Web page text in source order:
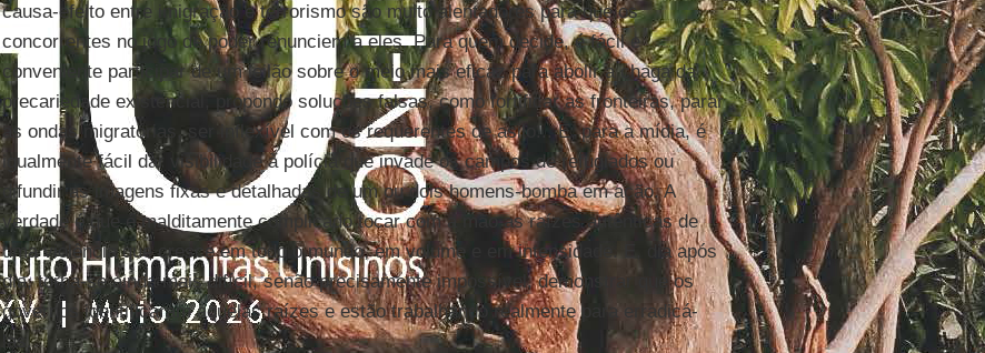
causa-efeito entre imigração e terrorismo são muito alentadores para que os
concorrentes no jogo de poder renunciem a eles. Para quem decide, é fácil e
conveniente participar de um leilão sobre o meio mais eficaz para abolir a chaga da
precariedade existencial, propondo soluções falsas, como fortificar as fronteiras, parar
as ondas migratórias, ser inflexível com os requerentes de asilo... E, para a mídia, é
igualmente fácil dar visibilidade à polícia que invade os campos de refugiados ou
difundir as imagens fixas e detalhadas de um ou dois homens-bomba em ação. A
verdade é que é malditamente complicado tocar com a mão as raízes autênticas de
uma violência que cresce em todo o mundo, em volume e em intensidade. E, dia após
dia, torna-se ainda mais difícil, senão precisamente impossível, demonstrar que os
governos identificaram aquelas raízes e estão trabalhando realmente para erradicá-
las.